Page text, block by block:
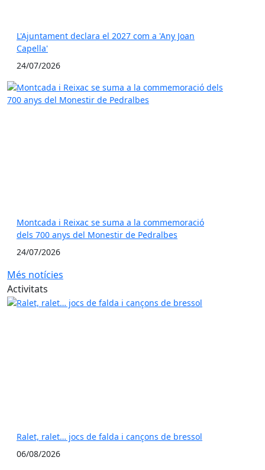
L'Ajuntament declara el 2027 com a 'Any Joan
Capella'
24/07/2026
Montcada i Reixac se suma a la commemoració
dels 700 anys del Monestir de Pedralbes
24/07/2026
Més notícies
Activitats
Ralet, ralet… jocs de falda i cançons de bressol
06/08/2026